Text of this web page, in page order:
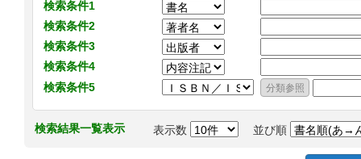
検索条件1
検索条件2
検索条件3
検索条件4
検索条件5
検索結果一覧表示 表示数 並び順